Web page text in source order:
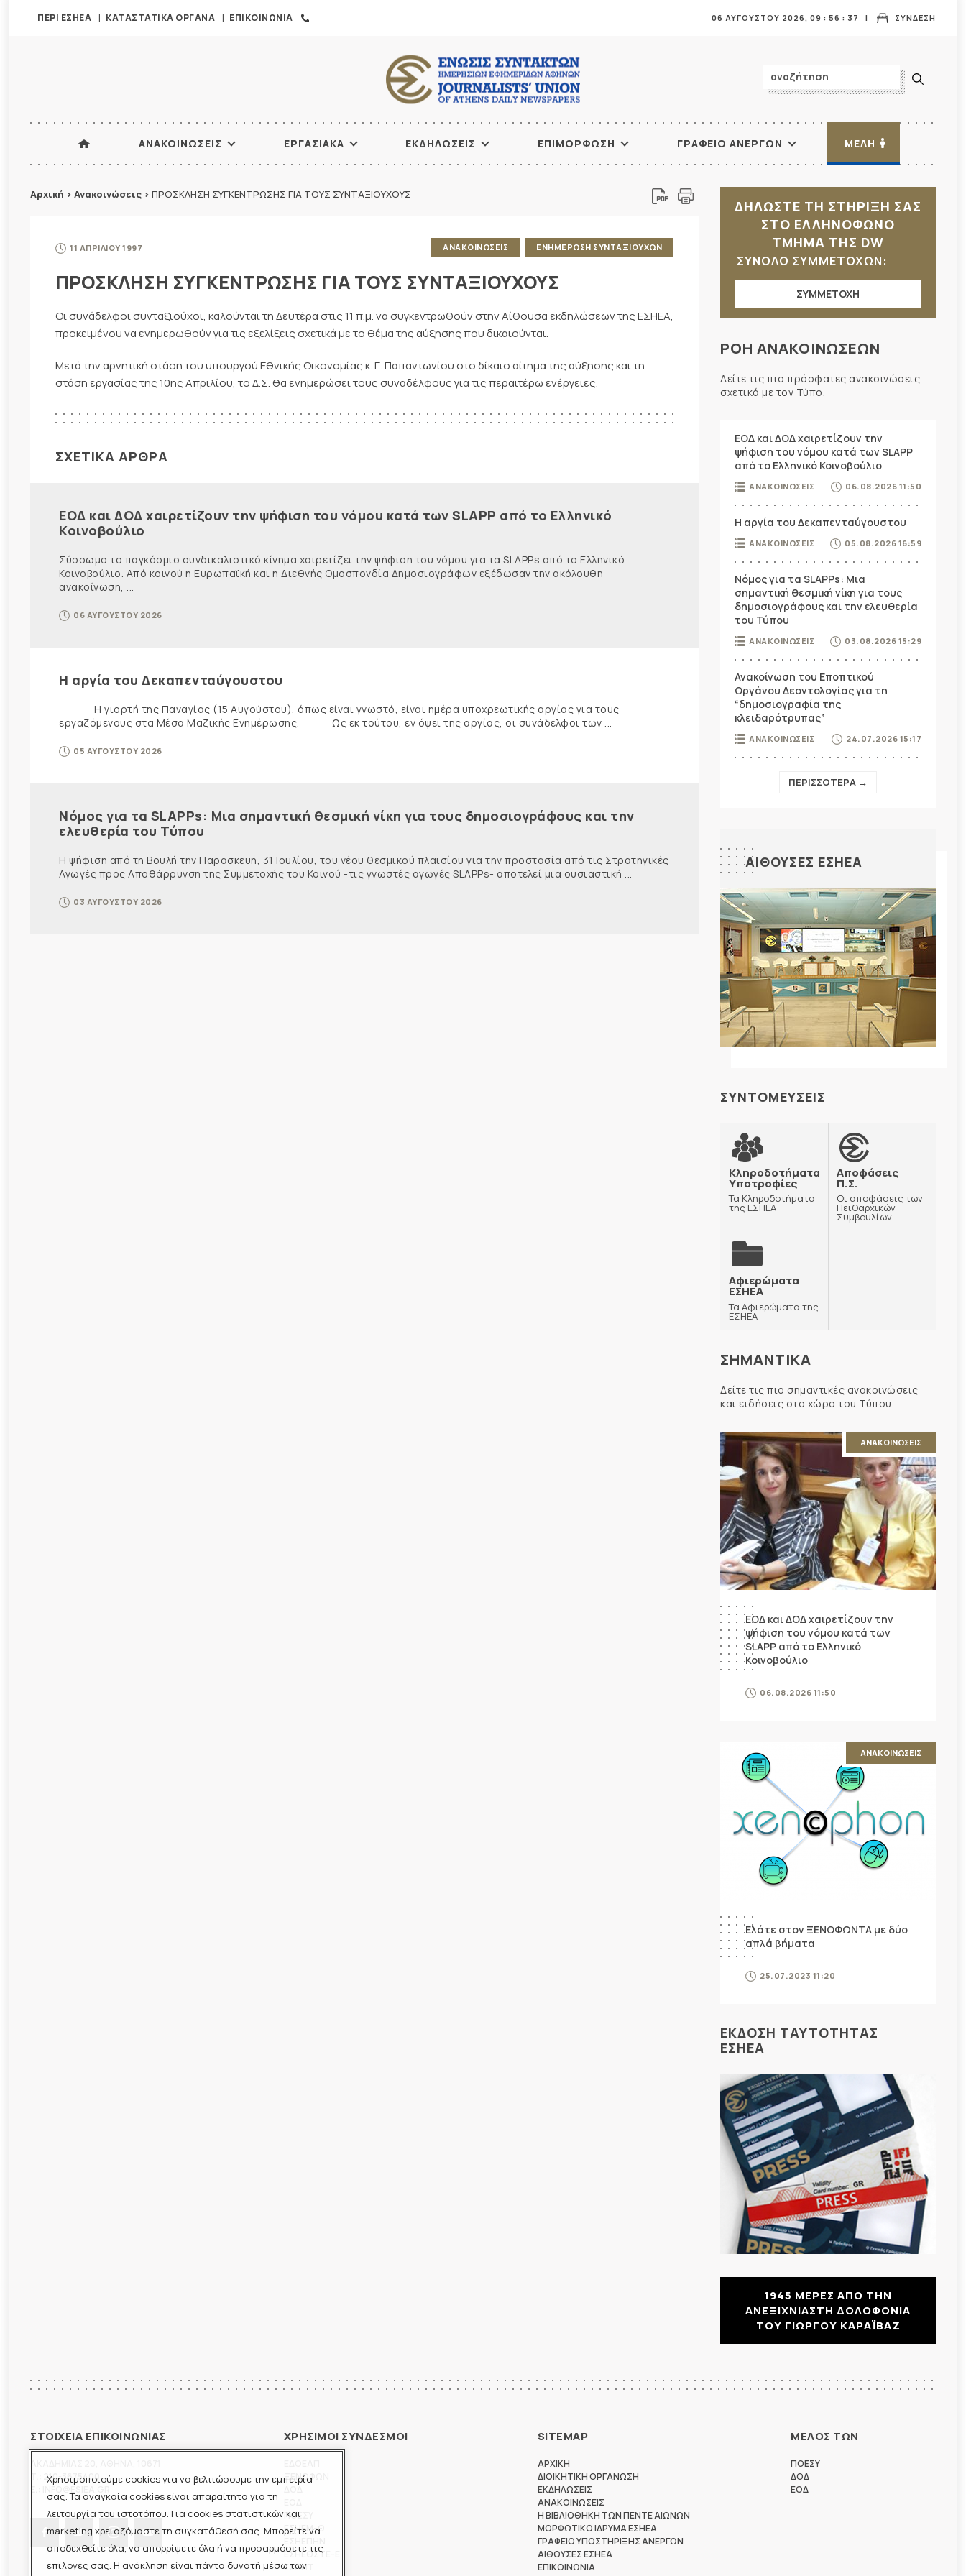
Χρησιμοποιούμε cookies για να βελτιώσουμε την εμπειρία
σας. Τα αναγκαία cookies είναι απαραίτητα για τη
λειτουργία του ιστοτόπου. Για cookies στατιστικών και
marketing χρειαζόμαστε τη συγκατάθεσή σας. Μπορείτε να
αποδεχθείτε όλα, να απορρίψετε όλα ή να προσαρμόσετε τις
επιλογές σας. Η ανάκληση είναι πάντα δυνατή μέσω των
ΠΕΡΙ ΕΣΗΕΑ ΚΑΤΑΣΤΑΤΙΚΑ ΟΡΓΑΝΑ ΕΠΙΚΟΙΝΩΝΙΑ ΣΥΝΔΕΣΗ
06 ΑΥΓΟΥΣΤΟΥ 2026, 09 : 56 : 40
ΑΝΑΚΟΙΝΩΣΕΙΣ ΕΡΓΑΣΙΑΚΑ ΕΚΔΗΛΩΣΕΙΣ ΕΠΙΜΟΡΦΩΣΗ ΓΡΑΦΕΙΟ ΑΝΕΡΓΩΝ ΜΕΛΗ
Αρχική > Ανακοινώσεις > ΠΡΟΣΚΛΗΣΗ ΣΥΓΚΕΝΤΡΩΣΗΣ ΓΙΑ ΤΟΥΣ ΣΥΝΤΑΞΙΟΥΧΟΥΣ
11 ΑΠΡΙΛΙΟΥ 1997 ΑΝΑΚΟΙΝΩΣΕΙΣ ΕΝΗΜΕΡΩΣΗ ΣΥΝΤΑΞΙΟΥΧΩΝ
ΠΡΟΣΚΛΗΣΗ ΣΥΓΚΕΝΤΡΩΣΗΣ ΓΙΑ ΤΟΥΣ ΣΥΝΤΑΞΙΟΥΧΟΥΣ
Οι συνάδελφοι συνταξιούχοι, καλούνται τη Δευτέρα στις 11 π.μ. να συγκεντρωθούν στην Αίθουσα εκδηλώσεων της ΕΣΗΕΑ,
προκειμένου να ενημερωθούν για τις εξελίξεις σχετικά με το θέμα της αύξησης που δικαιούνται.
Μετά την αρνητική στάση του υπουργού Εθνικής Οικονομίας κ. Γ. Παπαντωνίου στο δίκαιο αίτημα της αύξησης και τη
στάση εργασίας της 10ης Απριλίου, το Δ.Σ. θα ενημερώσει τους συναδέλφους για τις περαιτέρω ενέργειες.
ΣΧΕΤΙΚΑ ΑΡΘΡΑ
ΕΟΔ και ΔΟΔ χαιρετίζουν την ψήφιση του νόμου κατά των SLAPP από το Ελληνικό
Κοινοβούλιο
Σύσσωμο το παγκόσμιο συνδικαλιστικό κίνημα χαιρετίζει την ψήφιση του νόμου για τα SLAPPs από το Ελληνικό
Κοινοβούλιο. Από κοινού η Ευρωπαϊκή και η Διεθνής Ομοσπονδία Δημοσιογράφων εξέδωσαν την ακόλουθη
ανακοίνωση, ...
06 ΑΥΓΟΥΣΤΟΥ 2026
Η αργία του Δεκαπενταύγουστου
Η γιορτή της Παναγίας (15 Αυγούστου), όπως είναι γνωστό, είναι ημέρα υποχρεωτικής αργίας για τους
εργαζόμενους στα Μέσα Μαζικής Ενημέρωσης. Ως εκ τούτου, εν όψει της αργίας, οι συνάδελφοι των ...
05 ΑΥΓΟΥΣΤΟΥ 2026
Νόμος για τα SLAPPs: Μια σημαντική θεσμική νίκη για τους δημοσιογράφους και την
ελευθερία του Τύπου
Η ψήφιση από τη Βουλή την Παρασκευή, 31 Ιουλίου, του νέου θεσμικού πλαισίου για την προστασία από τις Στρατηγικές
Αγωγές προς Αποθάρρυνση της Συμμετοχής του Κοινού -τις γνωστές αγωγές SLAPPs- αποτελεί μια ουσιαστική ...
03 ΑΥΓΟΥΣΤΟΥ 2026
ΔΗΛΩΣΤΕ ΤΗ ΣΤΗΡΙΞΗ ΣΑΣ
ΣΤΟ ΕΛΛΗΝΟΦΩΝΟ
ΤΜΗΜΑ ΤΗΣ DW
ΣΥΝΟΛΟ ΣΥΜΜΕΤΟΧΩΝ:
ΣΥΜΜΕΤΟΧΗ
ΡΟΗ ΑΝΑΚΟΙΝΩΣΕΩΝ
Δείτε τις πιο πρόσφατες ανακοινώσεις
σχετικά με τον Τύπο.
ΕΟΔ και ΔΟΔ χαιρετίζουν την
ψήφιση του νόμου κατά των SLAPP
από το Ελληνικό Κοινοβούλιο
ΑΝΑΚΟΙΝΩΣΕΙΣ 06.08.2026 11:50
Η αργία του Δεκαπενταύγουστου
ΑΝΑΚΟΙΝΩΣΕΙΣ 05.08.2026 16:59
Νόμος για τα SLAPPs: Μια
σημαντική θεσμική νίκη για τους
δημοσιογράφους και την ελευθερία
του Τύπου
ΑΝΑΚΟΙΝΩΣΕΙΣ 03.08.2026 15:29
Ανακοίνωση του Εποπτικού
Οργάνου Δεοντολογίας για τη
“δημοσιογραφία της
κλειδαρότρυπας”
ΑΝΑΚΟΙΝΩΣΕΙΣ 24.07.2026 15:17
ΠΕΡΙΣΣΟΤΕΡΑ →
ΑΙΘΟΥΣΕΣ ΕΣΗΕΑ
ΣΥΝΤΟΜΕΥΣΕΙΣ
Κληροδοτήματα
Υποτροφίες
Τα Κληροδοτήματα
της ΕΣΗΕΑ
Αποφάσεις
Π.Σ.
Οι αποφάσεις των
Πειθαρχικών
Συμβουλίων
Αφιερώματα
ΕΣΗΕΑ
Τα Αφιερώματα της
ΕΣΗΕΑ
ΣΗΜΑΝΤΙΚΑ
Δείτε τις πιο σημαντικές ανακοινώσεις
και ειδήσεις στο χώρο του Τύπου.
ΑΝΑΚΟΙΝΩΣΕΙΣ
ΕΟΔ και ΔΟΔ χαιρετίζουν την
ψήφιση του νόμου κατά των
SLAPP από το Ελληνικό
Κοινοβούλιο
06.08.2026 11:50
ΑΝΑΚΟΙΝΩΣΕΙΣ
Ελάτε στον ΞΕΝΟΦΩΝΤΑ με δύο
απλά βήματα
25.07.2023 11:20
ΕΚΔΟΣΗ ΤΑΥΤΟΤΗΤΑΣ
ΕΣΗΕΑ
1945 ΜΕΡΕΣ ΑΠΟ ΤΗΝ
ΑΝΕΞΙΧΝΙΑΣΤΗ ΔΟΛΟΦΟΝΙΑ
ΤΟΥ ΓΙΩΡΓΟΥ ΚΑΡΑΪΒΑΖ
ΣΤΟΙΧΕΙΑ ΕΠΙΚΟΙΝΩΝΙΑΣ
210-3675400
ΧΡΗΣΙΜΟΙ ΣΥΝΔΕΣΜΟΙ
ΞΕΝΟΦΩΝ
ΠΟΕΣΥ
ΕΣΗΕΜ-Θ
ΕΣΗΕΘΣΤΕ-Ε
ΕΣΠΗΤ
SITEMAP
ΑΡΧΙΚΗ
ΔΙΟΙΚΗΤΙΚΗ ΟΡΓΑΝΩΣΗ
ΕΚΔΗΛΩΣΕΙΣ
ΑΝΑΚΟΙΝΩΣΕΙΣ
Η ΒΙΒΛΙΟΘΗΚΗ ΤΩΝ ΠΕΝΤΕ ΑΙΩΝΩΝ
ΜΟΡΦΩΤΙΚΟ ΙΔΡΥΜΑ ΕΣΗΕΑ
ΓΡΑΦΕΙΟ ΥΠΟΣΤΗΡΙΞΗΣ ΑΝΕΡΓΩΝ
ΑΙΘΟΥΣΕΣ ΕΣΗΕΑ
ΕΠΙΚΟΙΝΩΝΙΑ
ΜΕΛΟΣ ΤΩΝ
ΠΟΕΣΥ
ΔΟΔ
ΕΟΔ